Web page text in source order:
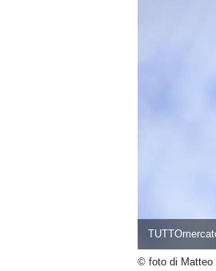
© foto di Matteo